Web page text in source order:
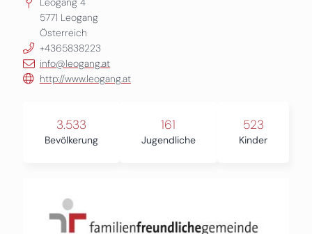
5771 Leogang
Österreich
+4365838223
info@leogang.at
http://www.leogang.at
3.533
Bevölkerung
161
Jugendliche
523
Kinder